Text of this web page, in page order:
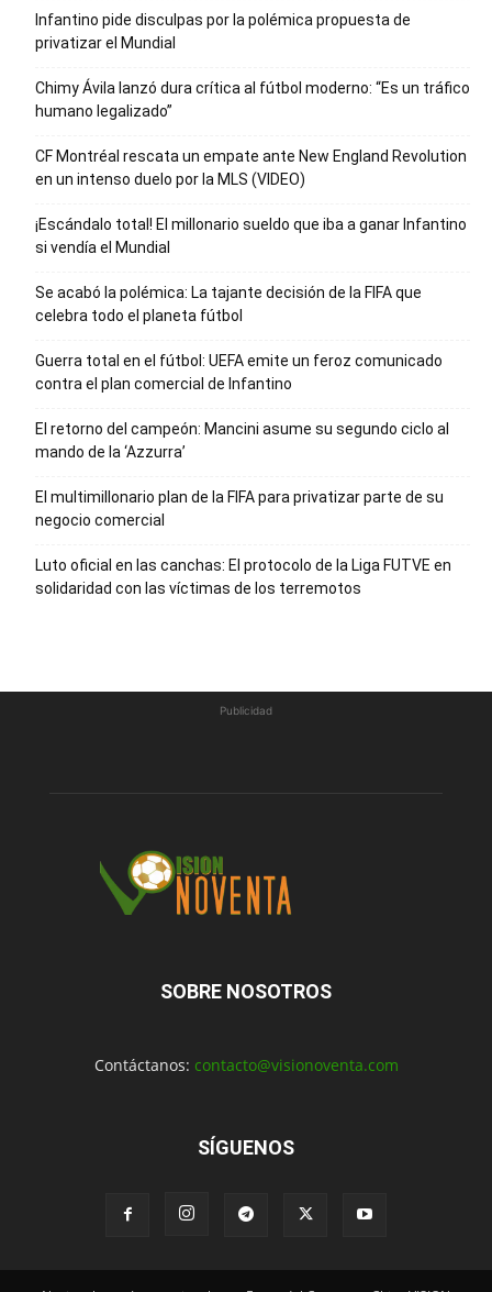
Infantino pide disculpas por la polémica propuesta de
privatizar el Mundial
Chimy Ávila lanzó dura crítica al fútbol moderno: “Es un tráfico
humano legalizado”
CF Montréal rescata un empate ante New England Revolution
en un intenso duelo por la MLS (VIDEO)
¡Escándalo total! El millonario sueldo que iba a ganar Infantino
si vendía el Mundial
Se acabó la polémica: La tajante decisión de la FIFA que
celebra todo el planeta fútbol
Guerra total en el fútbol: UEFA emite un feroz comunicado
contra el plan comercial de Infantino
El retorno del campeón: Mancini asume su segundo ciclo al
mando de la ‘Azzurra’
El multimillonario plan de la FIFA para privatizar parte de su
negocio comercial
Luto oficial en las canchas: El protocolo de la Liga FUTVE en
solidaridad con las víctimas de los terremotos
Publicidad
SOBRE NOSOTROS
Contáctanos: contacto@visionoventa.com
SÍGUENOS